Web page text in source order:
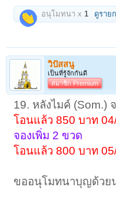
อนุโมทนา x 1 ดูราย
วิปัสสนู
เป็นที่รู้จักกันดี
สมาชิก Premium
19. หลังไมค์ (Som.)
โอนแล้ว 850 บาท
จองเพิ่ม 2 ขวด
โอนแล้ว 800 บาท
ขออนุโมทนาบุญด้วย